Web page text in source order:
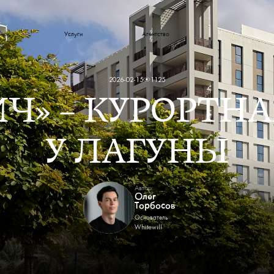
Услуги Агентство
новости
2026-02-15
1125
—
У ЛАГУНЫ
Автор:
Олег
Торбосов
Основатель
Whitewill